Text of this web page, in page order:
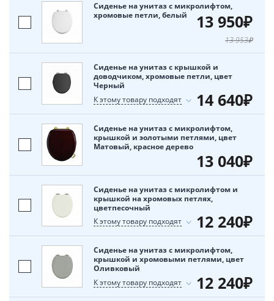
Сиденье на унитаз с микролифтом,
хромовые петли, белый
13 950₽
13 953₽
Сиденье на унитаз с крышкой и
доводчиком, хромовые петли, цвет
Черный
К этому товару подходят
14 640₽
Сиденье на унитаз с микролифтом,
крышкой и эолотыми петлями, цвет
Матовый, красное дерево
13 040₽
Сиденье на унитаз с микролифтом и
крышкой на хромовых петлях,
цветпесочный
К этому товару подходят
12 240₽
Сиденье на унитаз с микролифтом,
крышкой и хромовыми петлями, цвет
Оливковый
К этому товару подходят
12 240₽